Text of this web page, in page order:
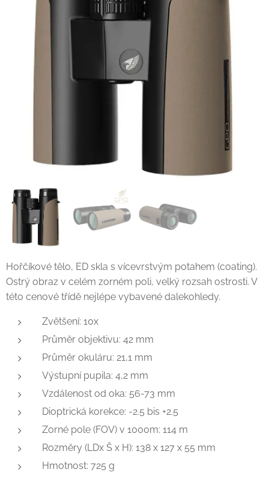
Hořčíkové tělo, ED skla s vícevrstvým potahem (coating).
Ostrý obraz v celém zorném poli, velký rozsah ostrosti. V
této cenové třídě nejlépe vybavené dalekohledy.
Zvětšení: 10x
Průměr objektivu: 42 mm
Průměr okuláru: 21,1 mm
Výstupní pupila: 4,2 mm
Vzdálenost od oka: 56-73 mm
Dioptrická korekce: -2.5 bis +2.5
Zorné pole (FOV) v 1000m: 114 m
Rozměry (LDx Š x H): 138 x 127 x 55 mm
Hmotnost: 725 g